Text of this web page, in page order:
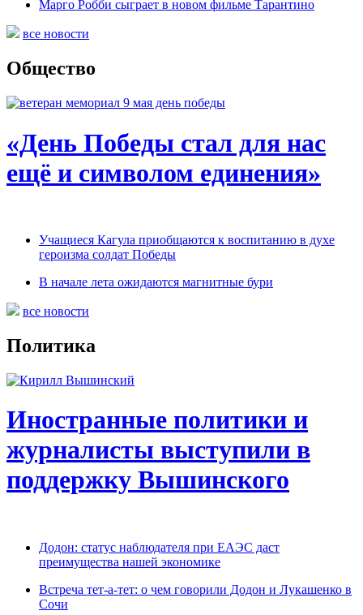
Марго Робби сыграет в новом фильме Тарантино
все новости
Общество
«День Победы стал для нас
ещё и символом единения»
Учащиеся Кагула приобщаются к воспитанию в духе
героизма солдат Победы
В начале лета ожидаются магнитные бури
все новости
Политика
Иностранные политики и
журналисты выступили в
поддержку Вышинского
Додон: статус наблюдателя при ЕАЭС даст
преимущества нашей экономике
Встреча тет-а-тет: о чем говорили Додон и Лукашенко в
Сочи